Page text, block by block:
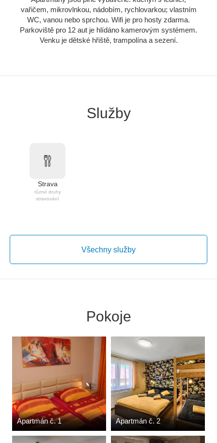
vařičem, mikrovlnkou, nádobím, rychlovarkou; vlastním
WC, vanou nebo sprchou. Wifi je pro hosty zdarma.
Parkoviště pro 12 aut je hlídáno kamerovým systémem.
Venku je dětské hřiště, trampolína a sezení.
Služby
Strava
různé druhy
stravování
Všechny služby
Pokoje
Apartmán č. 1 Apartmán č. 2